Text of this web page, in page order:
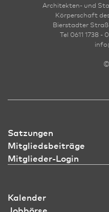
Architekten- und
Körperschaft
Bierstadter
Tel 0611 1738 -
info
Satzungen
Mitgliedsbeiträge
Mitglieder-Login
Kalender